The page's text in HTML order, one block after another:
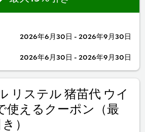
2026年6月30日 - 2026年9月30日
2026年6月30日 - 2026年9月30日
リステル 猪苗代 ウイ
使えるクーポン（最
）